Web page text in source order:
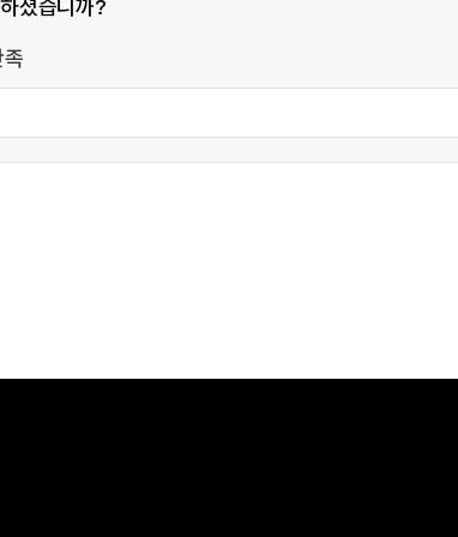
셨습니까?
족